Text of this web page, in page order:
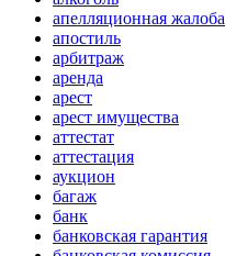
апелляционная жалоба
апостиль
арбитраж
аренда
арест
арест имущества
аттестат
аттестация
аукцион
багаж
банк
банковская гарантия